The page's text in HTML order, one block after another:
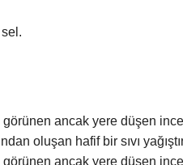
ancak yere düşen
oluşan hafif bir sıvı
ancak yere düşen